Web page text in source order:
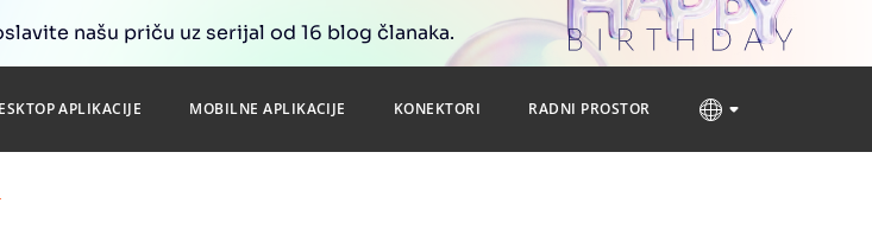
našu priču uz serijal od 16 blog članaka.
APLIKACIJE MOBILNE APLIKACIJE KONEKTORI RADNI PROSTOR